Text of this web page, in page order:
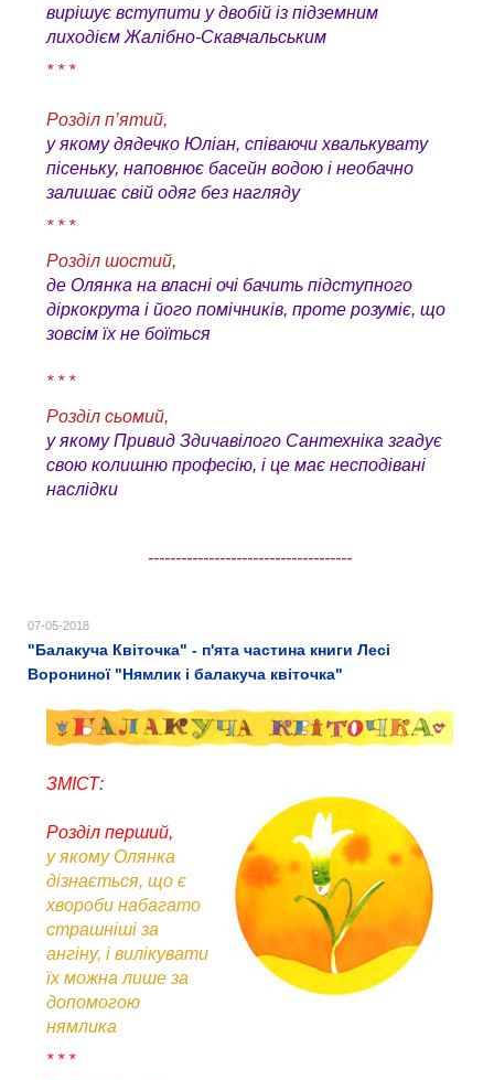
вирішує вступити у двобій із підземним
лиходієм Жалібно-Скавчальським
* * *
Розділ п’ятий,
у якому дядечко Юліан, співаючи хвалькувату
пісеньку, наповнює басейн водою і необачно
залишає свій одяг без нагляду
* * *
Розділ шостий,
де Олянка на власні очі бачить підступного
діркокрута і його помічників, проте розуміє, що
зовсім їх не боїться
* * *
Розділ сьомий,
у якому Привид Здичавілого Сантехніка згадує
свою колишню професію, і це має несподівані
наслідки
-------------------------------------
07-05-2018
"Балакуча Квіточка" - п'ята частина книги Лесі
Ворониної "Нямлик і балакуча квіточка"
ЗМІСТ:
Розділ перший,
у якому Олянка
дізнається, що є
хвороби набагато
страшніші за
ангіну, і вилікувати
їх можна лише за
допомогою
нямлика
* * *